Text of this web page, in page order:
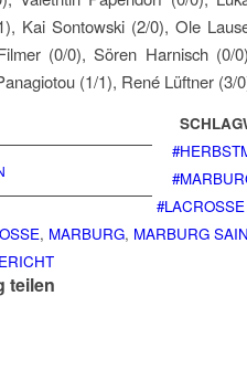
Kai Sontowski (2/0), Ole
(0/0), Sören Harnisch (0/
(1/1), René Lüftner (3/
, MARBURG, MARBURG
teilen